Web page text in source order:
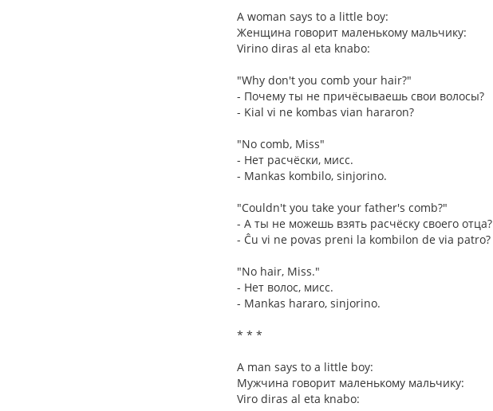
A woman says to a little boy:
Женщина говорит маленькому мальчику:
Virino diras al eta knabo:
"Why don't you comb your hair?"
- Почему ты не причёсываешь свои волосы?
- Kial vi ne kombas vian hararon?
"No comb, Miss"
- Нет расчёски, мисс.
- Mankas kombilo, sinjorino.
"Couldn't you take your father's comb?"
- А ты не можешь взять расчёску своего отца?
- Ĉu vi ne povas preni la kombilon de via patro?
"No hair, Miss."
- Нет волос, мисс.
- Mankas hararo, sinjorino.
* * *
A man says to a little boy:
Мужчина говорит маленькому мальчику:
Viro diras al eta knabo: